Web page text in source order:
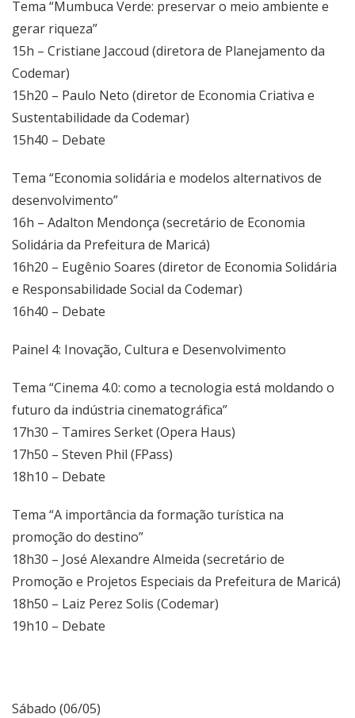
Tema “Mumbuca Verde: preservar o meio ambiente e
gerar riqueza”
15h – Cristiane Jaccoud (diretora de Planejamento da
Codemar)
15h20 – Paulo Neto (diretor de Economia Criativa e
Sustentabilidade da Codemar)
15h40 – Debate
Tema “Economia solidária e modelos alternativos de
desenvolvimento”
16h – Adalton Mendonça (secretário de Economia
Solidária da Prefeitura de Maricá)
16h20 – Eugênio Soares (diretor de Economia Solidária
e Responsabilidade Social da Codemar)
16h40 – Debate
Painel 4: Inovação, Cultura e Desenvolvimento
Tema “Cinema 4.0: como a tecnologia está moldando o
futuro da indústria cinematográfica”
17h30 – Tamires Serket (Opera Haus)
17h50 – Steven Phil (FPass)
18h10 – Debate
Tema “A importância da formação turística na
promoção do destino”
18h30 – José Alexandre Almeida (secretário de
Promoção e Projetos Especiais da Prefeitura de Maricá)
18h50 – Laiz Perez Solis (Codemar)
19h10 – Debate
Sábado (06/05)